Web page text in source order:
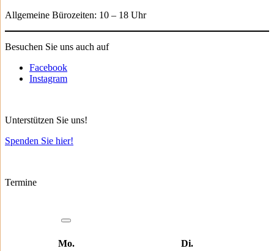
Allgemeine Bürozeiten: 10 – 18 Uhr
Besuchen Sie uns auch auf
Facebook
Instagram
Unterstützen Sie uns!
Spenden Sie hier!
Termine
Mo. Di.